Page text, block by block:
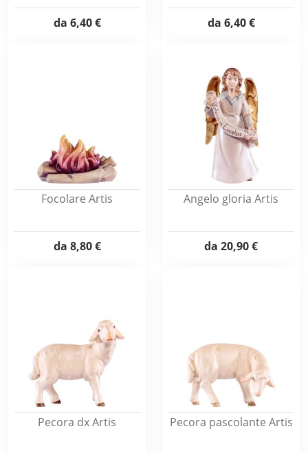
da 6,40 € da 6,40 €
Focolare Artis
da 8,80 €
Angelo gloria Artis
da 20,90 €
Pecora dx Artis Pecora pascolante Artis